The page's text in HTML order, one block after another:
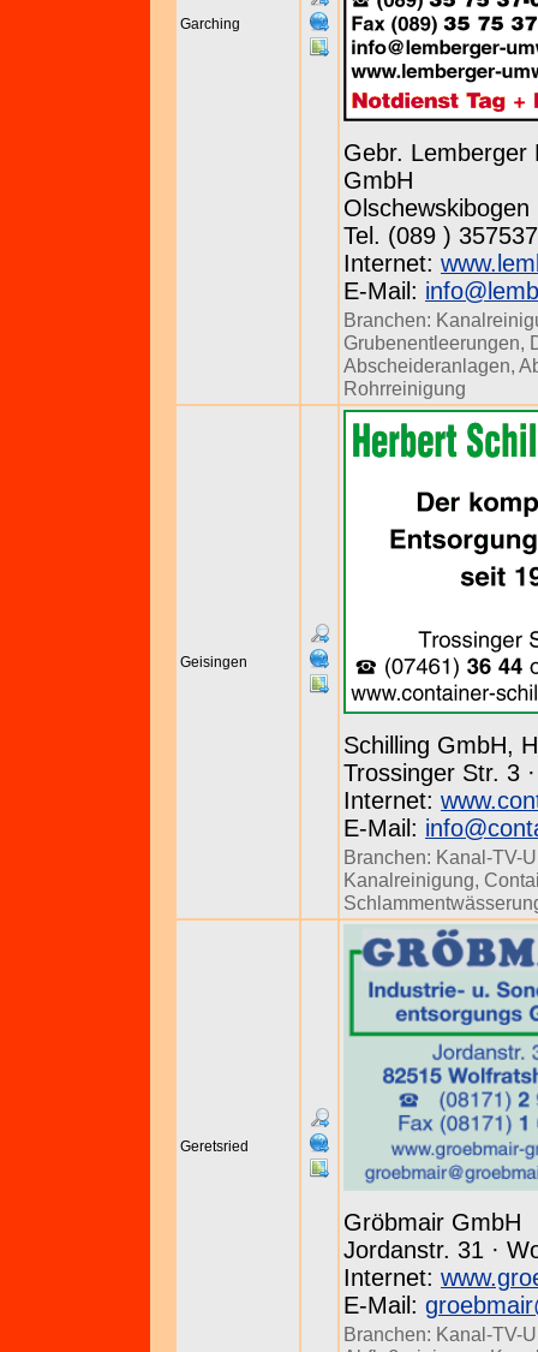
Garching
Gebr. Lemberger
GmbH
Olschewskibogen
Tel. (089 )
Internet:
E-Mail:
Branchen:
Grubenentleerungen,
Abscheideranlagen,
Rohrreinigung
Geisingen
Schilling GmbH,
Trossinger Str. 3
Internet:
E-Mail:
Branchen: Kanal-TV-
Kanalreinigung,
Geretsried
Gröbmair GmbH
Jordanstr. 31 ·
Internet:
E-Mail:
Branchen: Kanal-TV-